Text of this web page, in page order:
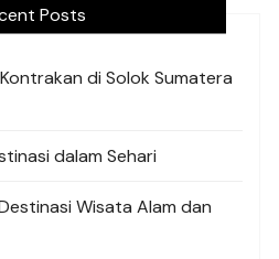
Posts
di Solok Sumatera
dalam Sehari
Wisata Alam dan